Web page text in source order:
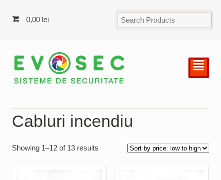
0,00 lei
²
Cabluri incendiu
Showing 1–12 of 13 results